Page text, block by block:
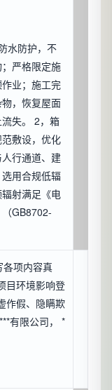
水防护，不
严格限定施
业；施工完
，恢复屋面
失。 2，箱
敷设，优化
行通道、建
用合规低辐
射满足《电
GB8702-
各项内容真
目环境影响登
作假、隐瞒欺
有限公司， *